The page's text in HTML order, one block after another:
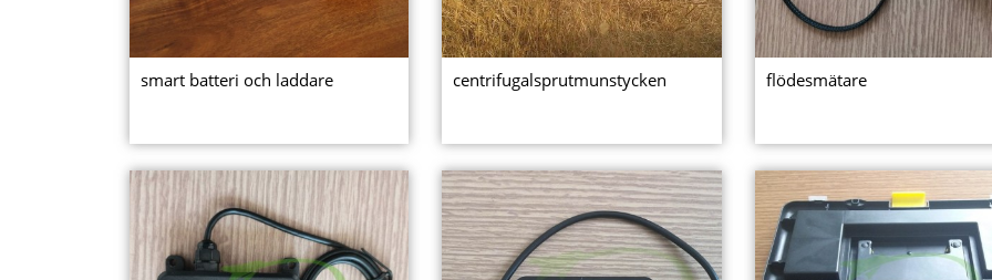
smart batteri och laddare centrifugalsprutmunstycken flödesmätare